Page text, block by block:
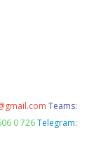
Teams:
0 726 Telegram: